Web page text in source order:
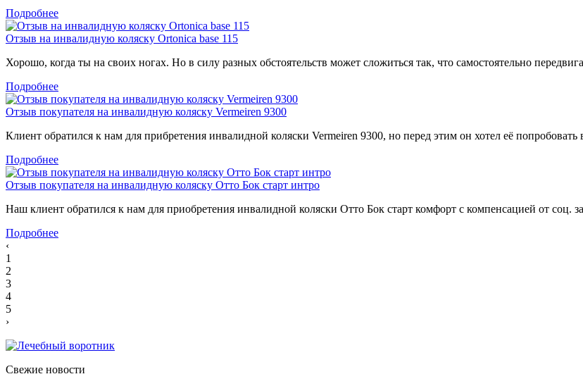
Подробнее
Отзыв на инвалидную коляску Ortonica base 115
Хорошо, когда ты на своих ногах. Но в силу разных обстоятельств может сложиться так, что самостоятельно
Подробнее
Отзыв покупателя на инвалидную коляску Vermeiren 9300
Клиент обратился к нам для прибретения инвалидной коляски Vermeiren 9300, но перед этим он хотел её попробовать
Подробнее
Отзыв покупателя на инвалидную коляску Отто Бок старт интро
Наш клиент обратился к нам для приобретения инвалидной коляски Отто Бок старт комфорт с компенсацией от соц.
Подробнее
‹
1
2
3
4
5
›
Свежие новости